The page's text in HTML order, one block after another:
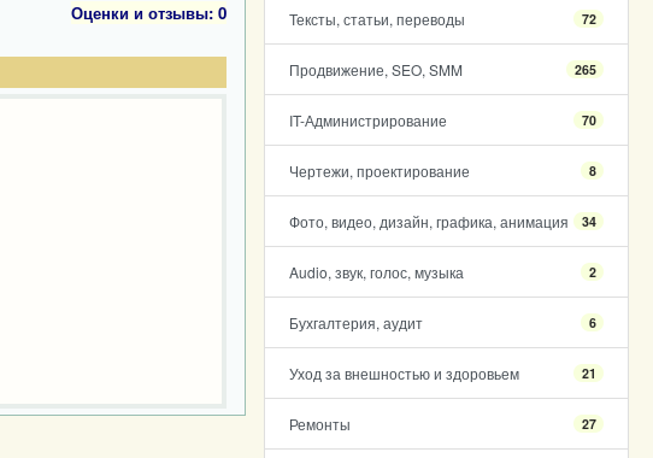
Тексты, статьи, переводы 72
Продвижение, SEO, SMM 265
IT-Администрирование 70
Чертежи, проектирование 8
Фото, видео, дизайн, графика, анимация 34
Audio, звук, голос, музыка 2
Бухгалтерия, аудит 6
Уход за внешностью и здоровьем 21
Ремонты 27
Оценки и отзывы: 0